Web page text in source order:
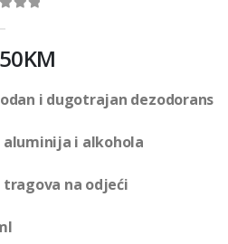
KM
i dugotrajan dezodorans
aluminija i alkohola
tragova na odjeći